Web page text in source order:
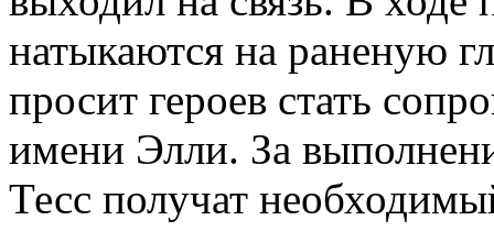
натыкаются на раненую
просит героев стать
имени Элли. За
Тесс получат